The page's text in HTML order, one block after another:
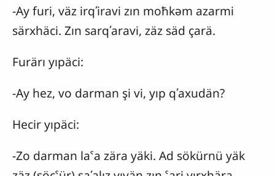
-Ay furi, väz irqʹiravi zın moħkəm azarmi
särxhäci. Zın sarqʹaravi, zäz säd çarä.
Furärı yıpäci:
-Ay hez, vo darman şi vi, yıp qʹaxudän?
Hecir yıpäci:
-Zo darman laˁa zära yäki. Ad sökürnü yäk